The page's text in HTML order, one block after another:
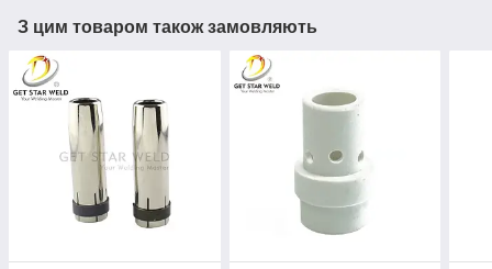
З цим товаром також замовляють